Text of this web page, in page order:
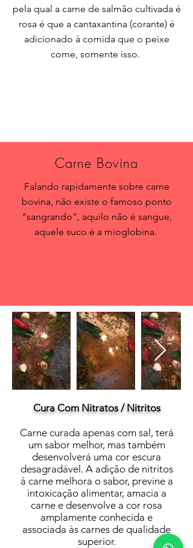
pela qual a carne de salmão cultivada é
rosa é que a cantaxantina (corante) é
adicionado à comida que o peixe
come, somente isso.
Carne Bovina
Falando rapidamente sobre carne
bovina, não existe o famoso ponto
"sangrando", aquilo não é sangue,
aquele suco é a mioglobina.
Cura Com Nitratos / Nitritos
Carne curada apenas com sal, terá
um sabor melhor, mas também
desenvolverá uma cor escura
desagradável. A adição de nitritos
à carne melhora o sabor, previne a
intoxicação alimentar, amacia a
carne e desenvolve a cor rosa
amplamente conhecida e
associada às carnes de qualidade
superior.